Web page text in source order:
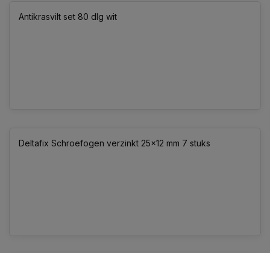
Antikrasvilt set 80 dlg wit
Deltafix Schroefogen verzinkt 25x12 mm 7 stuks